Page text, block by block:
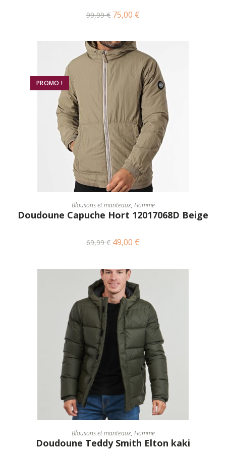
99,99€ 75,00 €
PROMO !
CHOIX DES OPTIONS
Blousons et manteaux, Homme
Doudoune Capuche Hort 12017068D Beige
69,99€ 49,00 €
CHOIX DES OPTIONS
Blousons et manteaux, Homme
Doudoune Teddy Smith Elton kaki